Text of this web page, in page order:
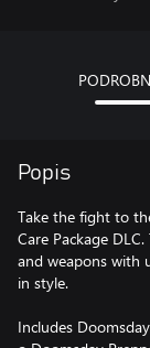
Popis
Take the fight to
Care Package
and weapons with
in style.
Includes